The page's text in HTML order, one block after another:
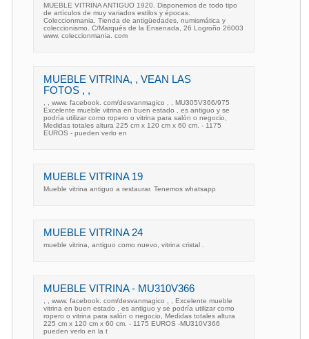
MUEBLE VITRINA ANTIGUO 1920. Disponemos de todo tipo
de artículos de muy variados estilos y épocas.
Coleccionmania. Tienda de antigüedades, numismática y
coleccionismo. C/Marqués de la Ensenada, 26 Logroño 26003
www. coleccionmania. com
MUEBLE VITRINA, , VEAN LAS
FOTOS , ,
, , www. facebook. com/desvanmagico , , MU305V366/975
Excelente mueble vitrina en buen estado , es antiguo y se
podría utilizar como ropero o vitrina para salón o negocio,
Medidas totales altura 225 cm x 120 cm x 60 cm. - 1175
EUROS - pueden verlo en
MUEBLE VITRINA 19
Mueble vitrina antiguo a restaurar. Tenemos whatsapp
MUEBLE VITRINA 24
mueble vitrina, antiguo como nuevo, vitrina cristal .
MUEBLE VITRINA - MU310V366
, , www. facebook. com/desvanmagico , , Excelente mueble
vitrina en buen estado , es antiguo y se podría utilizar como
ropero o vitrina para salón o negocio, Medidas totales altura
225 cm x 120 cm x 60 cm. - 1175 EUROS -MU310V366
pueden verlo en la t